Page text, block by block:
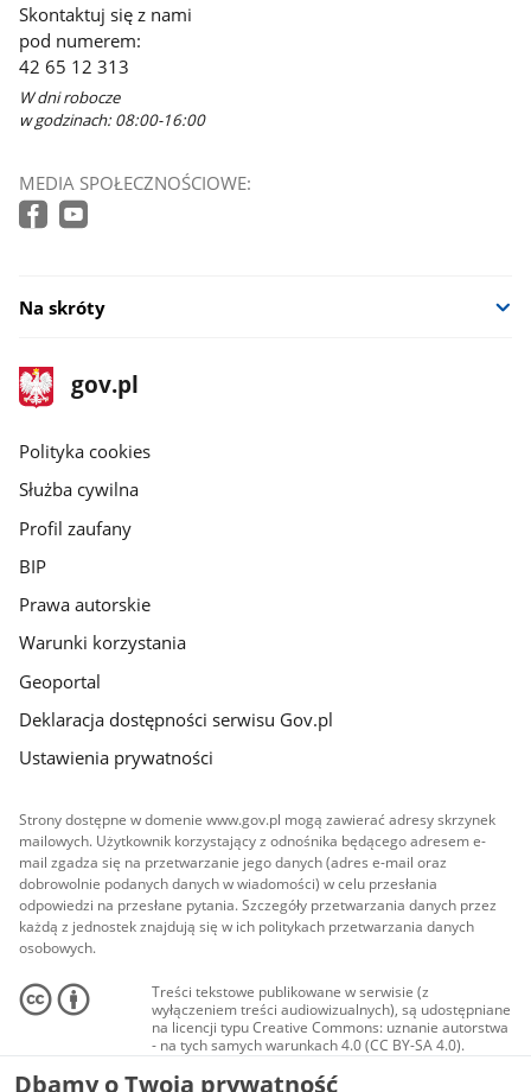
Skontaktuj się z nami
pod numerem:
42 65 12 313
W dni robocze
w godzinach: 08:00-16:00
MEDIA SPOŁECZNOŚCIOWE:
Na skróty
stopka
gov.pl
Strona
gov.pl
gov.pl
Polityka cookies
Służba cywilna
Profil zaufany
BIP
Prawa autorskie
Warunki korzystania
Geoportal
Deklaracja dostępności serwisu Gov.pl
Ustawienia prywatności
Strony dostępne w domenie www.gov.pl mogą zawierać adresy skrzynek
mailowych. Użytkownik korzystający z odnośnika będącego adresem e-
mail zgadza się na przetwarzanie jego danych (adres e-mail oraz
dobrowolnie podanych danych w wiadomości) w celu przesłania
odpowiedzi na przesłane pytania. Szczegóły przetwarzania danych przez
każdą z jednostek znajdują się w ich politykach przetwarzania danych
osobowych.
Treści tekstowe publikowane w serwisie (z
wyłączeniem treści audiowizualnych), są udostępniane
na licencji typu Creative Commons: uznanie autorstwa
- na tych samych warunkach 4.0 (CC BY-SA 4.0).
Materiały audiowizualne, w tym zdjęcia, materiały
audio i wideo, są udostępniane na licencji typu
Dbamy o Twoją prywatność